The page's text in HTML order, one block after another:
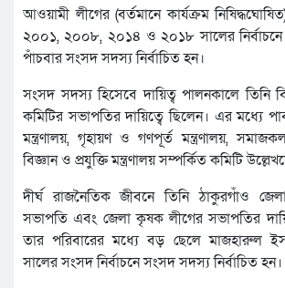
আওয়ামী লীগের (বর্তমানে কার্যক্রম
২০০১, ২০০৮, ২০১৪ ও ২০১৮ সালের নির্বাচনে
পাঁচবার সংসদ সদস্য নির্বাচিত হন।
সংসদ সদস্য হিসেবে দায়িত্ব পালনকালে তিনি
কমিটির সভাপতির দায়িত্বে ছিলেন। এর মধ্যে
মন্ত্রণালয়, গৃহায়ণ ও গণপূর্ত মন্ত্রণালয়,
বিজ্ঞান ও প্রযুক্তি মন্ত্রণালয় সম্পর্কিত কমিটি
দীর্ঘ রাজনৈতিক জীবনে তিনি ঠাকুরগাঁও
সভাপতি এবং জেলা কৃষক লীগের সভাপতির
তার পরিবারের মধ্যে বড় ছেলে মাজহারুল
সালের সংসদ নির্বাচনে সংসদ সদস্য নির্বাচিত হন।